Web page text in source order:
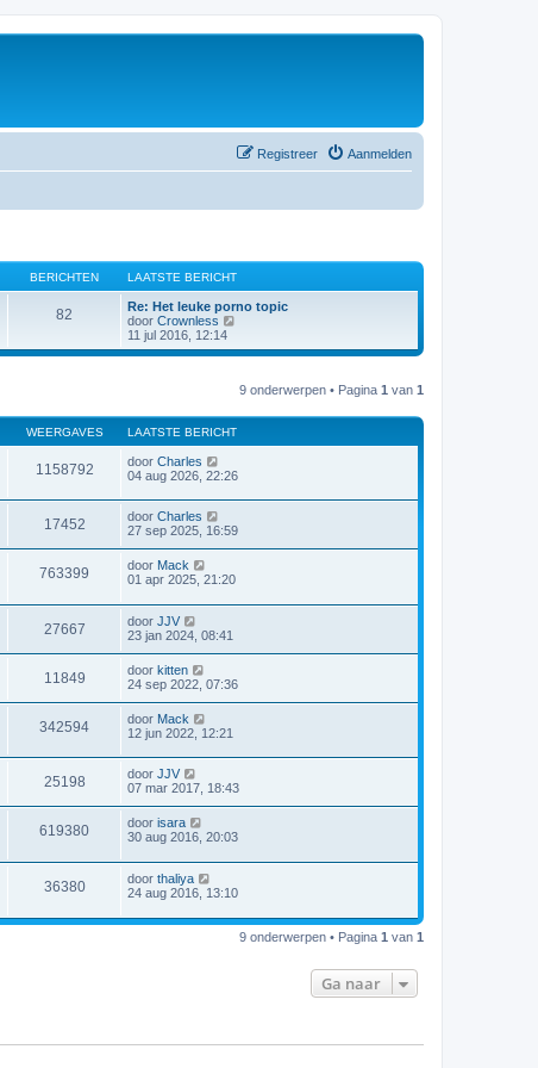
Aanmelden
Registreer
BERICHTEN LAATSTE BERICHT
82
Re: Het leuke porno topic
door Crownless
k
k
a
a
t
t
b
r
i
11 jul 2016, 12:14
9 onderwerpen • Pagina 1 van 1
WEERGAVES LAATSTE BERICHT
1158792 door Charles
04 aug 2026, 22:26
17452 door Charles
27 sep 2025, 16:59
763399 door Mack
01 apr 2025, 21:20
27667 door JJV
23 jan 2024, 08:41
11849 door kitten
24 sep 2022, 07:36
342594 door Mack
12 jun 2022, 12:21
25198 door JJV
07 mar 2017, 18:43
619380 door isara
30 aug 2016, 20:03
36380 door thaliya
24 aug 2016, 13:10
9 onderwerpen • Pagina 1 van 1
Ga naar